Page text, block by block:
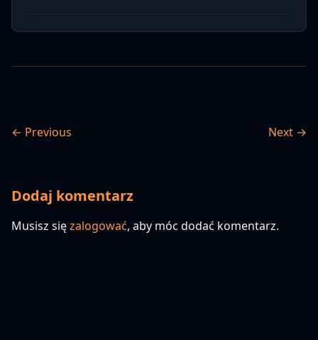
← Previous Next →
Dodaj komentarz
Musisz sięzalogować, aby móc dodać komentarz.